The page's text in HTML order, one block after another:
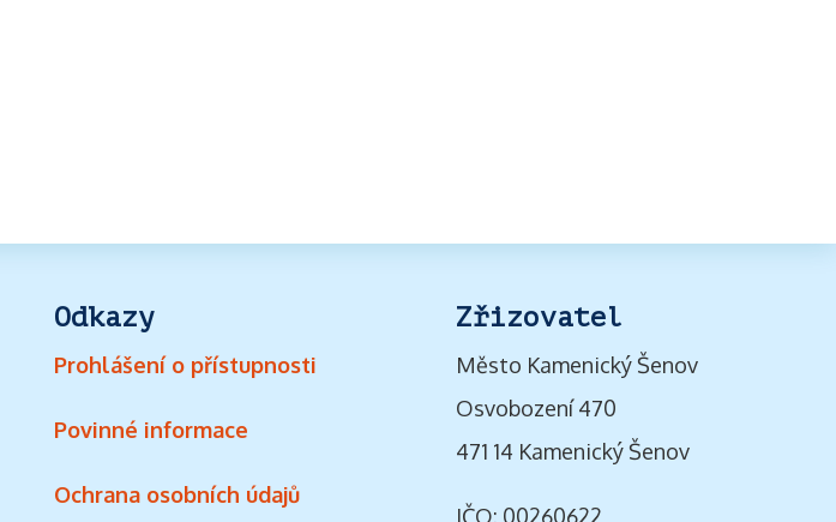
Odkazy
Prohlášení o přístupnosti
Povinné informace
Ochrana osobních údajů
Zřizovatel
Město Kamenický Šenov
Osvobození 470
471 14 Kamenický Šenov
IČO: 00260622